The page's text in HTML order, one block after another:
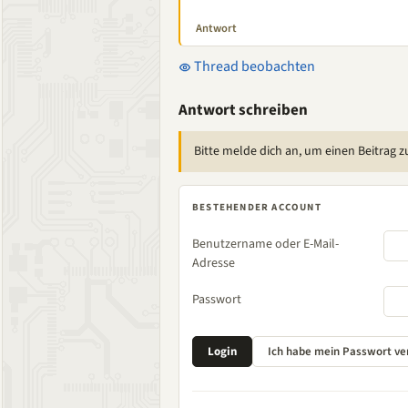
Antwort
Thread beobachten
Antwort schreiben
Bitte melde dich an, um einen Beitrag
BESTEHENDER ACCOUNT
Benutzername oder E-Mail-
Adresse
Passwort